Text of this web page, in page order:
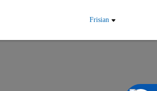
Frisian